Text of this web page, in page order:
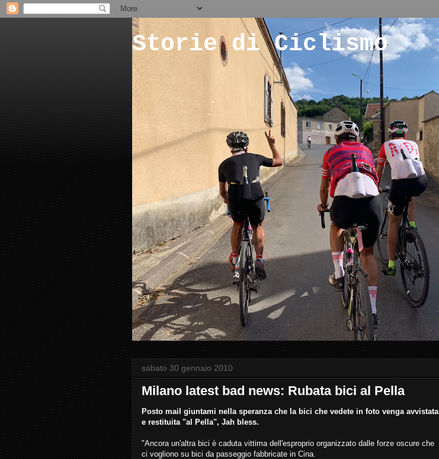
Storie di Ciclismo
sabato 30 gennaio 2010
Milano latest bad news: Rubata bici al Pella
Posto mail giuntami nella speranza che la bici che vedete in foto venga avvistata
e restituita "al Pella", Jah bless.
"Ancora un'altra bici è caduta vittima dell'esproprio organizzato dalle forze oscure che
ci vogliono su bici da passeggio fabbricate in Cina.